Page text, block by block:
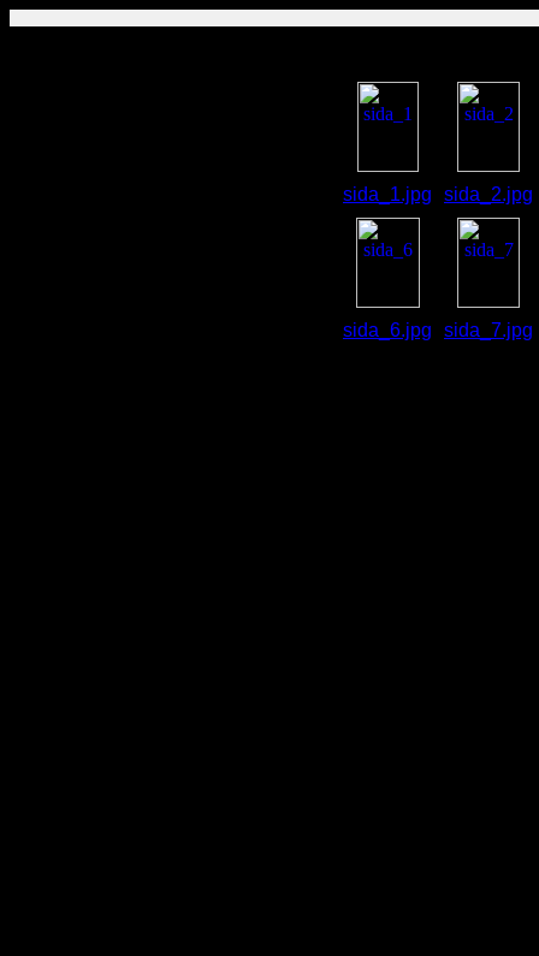
sida_1.jpg sida_2.jpg
sida_6.jpg sida_7.jpg